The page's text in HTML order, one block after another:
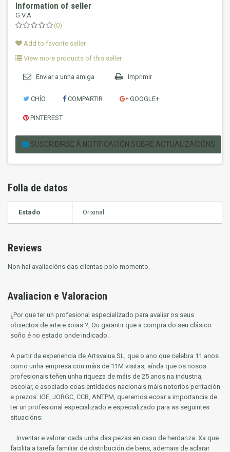
Information of seller
G.V.A
(0)
Add to favorite seller
View more products of this seller
Enviar a unha amiga Imprimir
CHÍO COMPARTIR GOOGLE+
PINTEREST
SUSCRIBIRSE Á NOTIFICACIÓN SOBRE ACTUALIZACIÓNS
Folla de datos
Estado Orixinal
Reviews
Non hai avaliacións das clientas polo momento.
Avaliacion e Valoracion
¿Por que ter un profesional especializado para avaliar os seus
obxectos de arte e xoias ?, Ou garantir que a compra do seu clásico
soño é no estado onde indicado.
A partir da experiencia de Artsvalua SL, que o ano que celebra 11 anos
como unha empresa con máis de 11M visitas, aínda que os nosos
profesionais teñen unha riqueza de máis de 25 anos na industria,
escolar, e asociado coas entidades nacionais máis notorios peritación
e prezos: IGE, JORGC, CCB, ANTPM, queremos ecoar a importancia de
ter un profesional especializado e especializado para as seguintes
situacións:
Inventar e valorar cada unha das pezas en caso de herdanza. Xa que
facilita a tarefa familiar de distribución de bens, ademais de aclarar